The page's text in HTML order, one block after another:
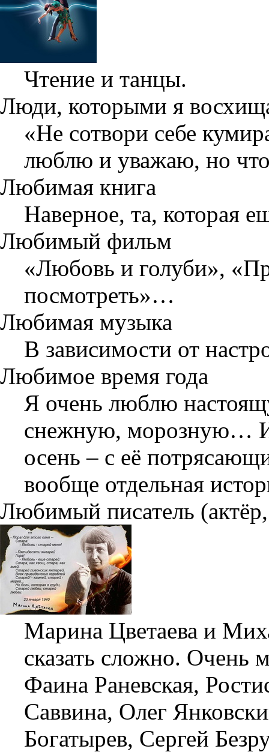
Чтение и танцы.
Люди, которыми я
«Не сотвори себе
люблю и уважаю, но
Любимая книга
Наверное, та, которая
Любимый фильм
«Любовь и голуби»,
посмотреть»…
Любимая музыка
В зависимости от
Любимое время года
Я очень люблю
снежную, морозную…
осень – с её
вообще отдельная
Любимый писатель
Марина Цветаева и
сказать сложно. Очень
Фаина Раневская,
Саввина, Олег
Богатырев, Сергей